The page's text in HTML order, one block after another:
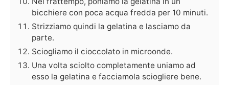
bicchiere con poca acqua fredda per 10 minuti.
Strizziamo quindi la gelatina e lasciamo da
parte.
Sciogliamo il cioccolato in microonde.
Una volta sciolto completamente uniamo ad
esso la gelatina e facciamola sciogliere bene.